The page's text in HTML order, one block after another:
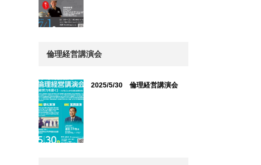
倫理経営講演会
2025/5/30 倫理経営講演会